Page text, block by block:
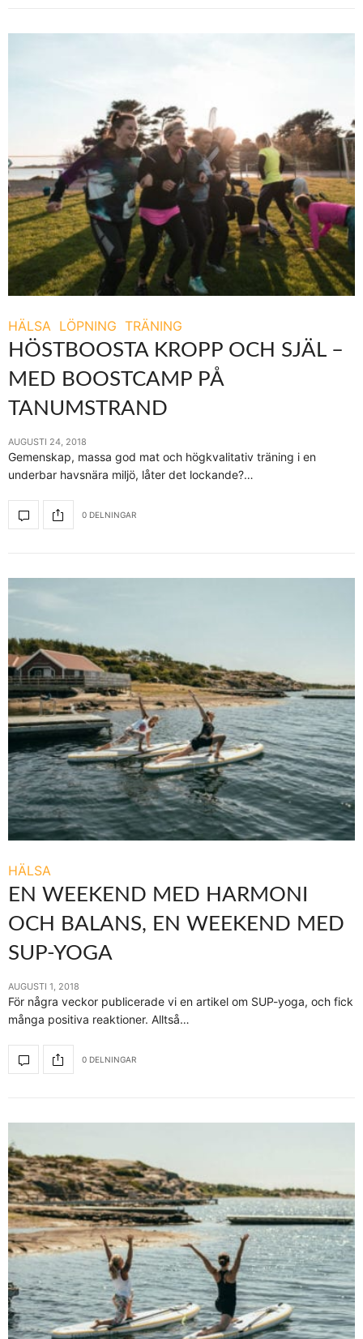
HÄLSA LÖPNING TRÄNING
HÖSTBOOSTA KROPP OCH SJÄL –
MED BOOSTCAMP PÅ
TANUMSTRAND
AUGUSTI 24, 2018
Gemenskap, massa god mat och högkvalitativ träning i en
underbar havsnära miljö, låter det lockande?…
0 DELNINGAR
HÄLSA
EN WEEKEND MED HARMONI
OCH BALANS, EN WEEKEND MED
SUP-YOGA
AUGUSTI 1, 2018
För några veckor publicerade vi en artikel om SUP-yoga, och fick
många positiva reaktioner. Alltså…
0 DELNINGAR